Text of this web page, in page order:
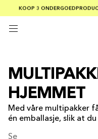
KOOP 3
GRATIS VEILIGE
HJEMMET
Med våre multipakker
én emballasje, slik at du
Se